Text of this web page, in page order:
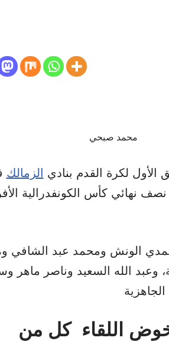
محمد صبحي
الأول لكرة القدم بنادي الزمالك
نهائي كأس الكونفدرالية
الونش ومحمد عبد الشافي
الله السعيد وناصر ماهر